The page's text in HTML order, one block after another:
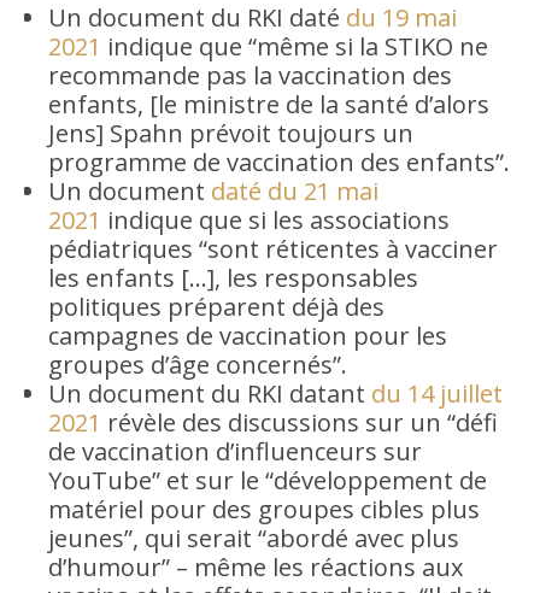
Un document du RKI daté du 19 mai
2021 indique que “même si la STIKO ne
recommande pas la vaccination des
enfants, [le ministre de la santé d’alors
Jens] Spahn prévoit toujours un
programme de vaccination des enfants”.
Un document daté du 21 mai
2021 indique que si les associations
pédiatriques “sont réticentes à vacciner
les enfants […], les responsables
politiques préparent déjà des
campagnes de vaccination pour les
groupes d’âge concernés”.
Un document du RKI datant du 14 juillet
2021 révèle des discussions sur un “défi
de vaccination d’influenceurs sur
YouTube” et sur le “développement de
matériel pour des groupes cibles plus
jeunes”, qui serait “abordé avec plus
d’humour” – même les réactions aux